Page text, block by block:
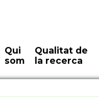
Qui
som
Qualitat de
la recerca